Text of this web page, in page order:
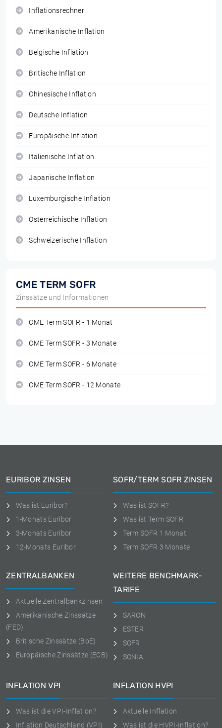
Inflationsrechner
Amerikanische Inflation
Belgische Inflation
Britische Inflation
Chinesische Inflation
Deutsche Inflation
Europäische Inflation
Italienische Inflation
Japanische Inflation
Luxemburgische Inflation
Österreichische Inflation
Schweizerische Inflation
CME TERM SOFR
Zinssätze und Informationen
CME Term SOFR - 1 Monat
CME Term SOFR - 3 Monate
CME Term SOFR - 6 Monate
CME Term SOFR - 12 Monate
EURIBOR ZINSEN
Was ist Euribor?
1-Monats Euribor
3-Monats Euribor
12-Monats Euribor
SOFR/TERM SOFR ZINSEN
Was ist SOFR?
Was ist Term SOFR
Term SOFR 1 Monat
Term SOFR 3 Monate
ZENTRALBANKEN
Aktuelle Zentralbankzinsen
Amerikanische Zinssätze
(FED)
Britische Zinssätze (BoE)
Europäische Zinssätze (ECB)
WEITERE BENCHMARK-
TARIFE
SARON
ESTER
SOFR
SONIA
INFLATION VPI
Was ist die VPI-Inflation?
Inflation Deutschland (VPI)
INFLATION HVPI
Aktuelle Inflation
Was ist die HVPI-Inflation?